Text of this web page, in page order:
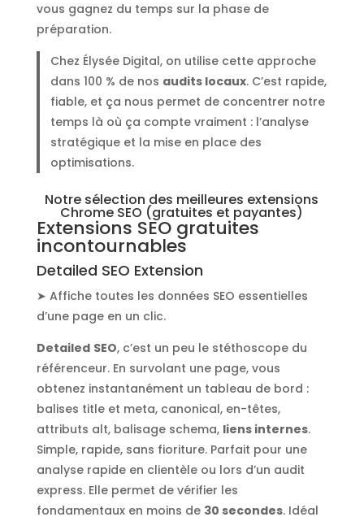
vous gagnez du temps sur la phase de
préparation.
Chez Élysée Digital, on utilise cette approche
dans 100 % de nos audits locaux. C’est rapide,
fiable, et ça nous permet de concentrer notre
temps là où ça compte vraiment : l’analyse
stratégique et la mise en place des
optimisations.
Notre sélection des meilleures extensions
Chrome SEO (gratuites et payantes)
Extensions SEO gratuites
incontournables
Detailed SEO Extension
➤ Affiche toutes les données SEO essentielles
d’une page en un clic.
Detailed SEO, c’est un peu le stéthoscope du
référenceur. En survolant une page, vous
obtenez instantanément un tableau de bord :
balises title et meta, canonical, en-têtes,
attributs alt, balisage schema, liens internes.
Simple, rapide, sans fioriture. Parfait pour une
analyse rapide en clientèle ou lors d’un audit
express. Elle permet de vérifier les
fondamentaux en moins de 30 secondes. Idéal